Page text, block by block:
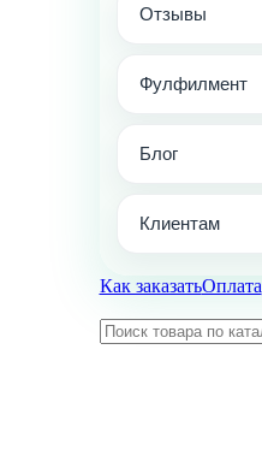
Отзывы
Фулфилмент
Блог
Клиентам
Как заказатьОплата